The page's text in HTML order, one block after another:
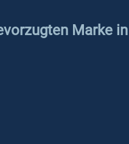
Marke